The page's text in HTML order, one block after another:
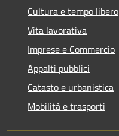
Cultura e tempo libero
Vita lavorativa
Imprese e Commercio
Appalti pubblici
Catasto e urbanistica
Mobilità e trasporti